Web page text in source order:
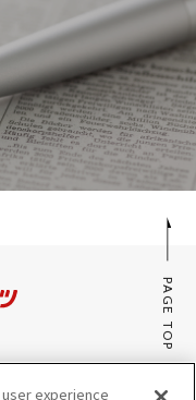
PAGE TOP
ル
experience